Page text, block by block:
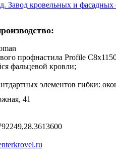
Завод кровельных и фасадных
профнастила Profile
фальцевой кровли;
элементов гибки:
41